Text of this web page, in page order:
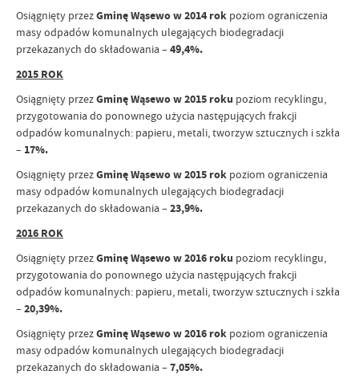
Osiągnięty przezGminę Wąsewo w 2014 rok poziom ograniczenia
masy odpadów komunalnych ulegających biodegradacji
przekazanych do składowania –49,4%.
2015 ROK
Osiągnięty przezGminę Wąsewo w 2015 roku poziom recyklingu,
przygotowania do ponownego użycia następujących frakcji
odpadów komunalnych: papieru, metali, tworzyw sztucznych i szkła
– 17%.
Osiągnięty przezGminę Wąsewo w 2015 rok poziom ograniczenia
masy odpadów komunalnych ulegających biodegradacji
przekazanych do składowania –23,9%.
2016 ROK
Osiągnięty przezGminę Wąsewo w 2016 roku poziom recyklingu,
przygotowania do ponownego użycia następujących frakcji
odpadów komunalnych: papieru, metali, tworzyw sztucznych i szkła
–20,39%.
Osiągnięty przezGminę Wąsewo w 2016 rok poziom ograniczenia
masy odpadów komunalnych ulegających biodegradacji
przekazanych do składowania –7,05%.